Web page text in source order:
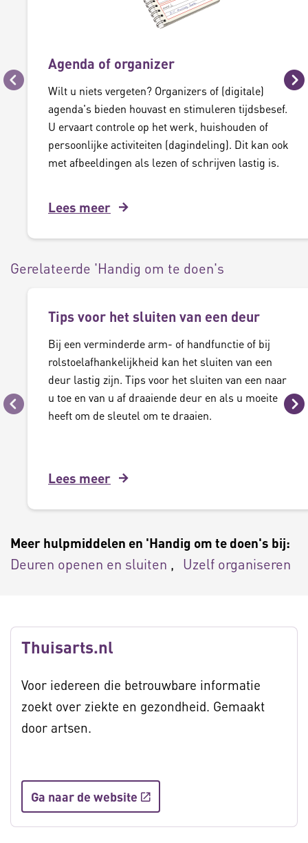
Vorige
Agenda of organizer
Wilt u niets vergeten? Organizers of (digitale)
agenda's bieden houvast en stimuleren tijdsbesef.
U ervaart controle op het werk, huishouden of
persoonlijke activiteiten (dagindeling). Dit kan ook
met afbeeldingen als lezen of schrijven lastig is.
Lees meer
Gerelateerde 'Handig om te doen's
Vorige
Tips voor het sluiten van een deur
Bij een verminderde arm- of handfunctie of bij
rolstoelafhankelijkheid kan het sluiten van een
deur lastig zijn. Tips voor het sluiten van een naar
u toe en van u af draaiende deur en als u moeite
heeft om de sleutel om te draaien.
Lees meer
Meer hulpmiddelen en 'Handig om te doen's bij:
Deuren openen en sluiten Uzelf organiseren
Thuisarts.nl
Voor iedereen die betrouwbare informatie
zoekt over ziekte en gezondheid. Gemaakt
door artsen.
Ga naar de website